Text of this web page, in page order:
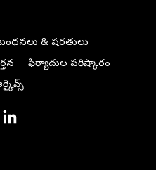
& షరతులు
ఫిర్యాదుల పరిష్కారం